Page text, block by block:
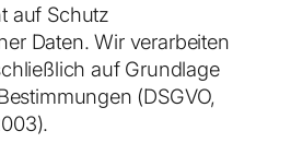
auf Schutz
Daten. Wir verarbeiten
auf Grundlage
(DSGVO,